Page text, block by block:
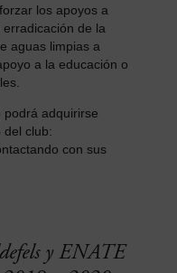
los apoyos a
de la
aguas limpias a
a la educación o
podrá adquirirse
del club:
con sus
y ENATE